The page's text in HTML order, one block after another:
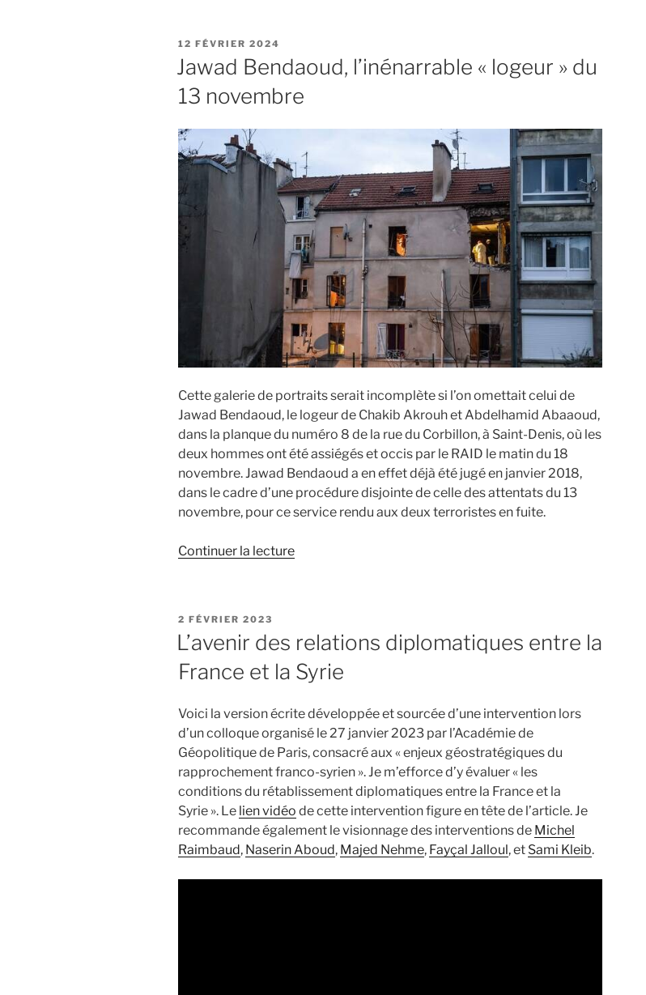
PUBLIÉ
LE
12 FÉVRIER 2024
Jawad Bendaoud, l’inénarrable « logeur » du
13 novembre
Cette galerie de portraits serait incomplète si l’on omettait celui de
Jawad Bendaoud, le logeur de Chakib Akrouh et Abdelhamid Abaaoud,
dans la planque du numéro 8 de la rue du Corbillon, à Saint-Denis, où les
deux hommes ont été assiégés et occis par le RAID le matin du 18
novembre. Jawad Bendaoud a en effet déjà été jugé en janvier 2018,
dans le cadre d’une procédure disjointe de celle des attentats du 13
novembre, pour ce service rendu aux deux terroristes en fuite.
Continuer la lecturede
du
13
novembre »
PUBLIÉ
LE
2 FÉVRIER 2023
L’avenir des relations diplomatiques entre la
France et la Syrie
Voici la version écrite développée et sourcée d’une intervention lors
d’un colloque organisé le 27 janvier 2023 par l’Académie de
Géopolitique de Paris, consacré aux « enjeux géostratégiques du
rapprochement franco-syrien ». Je m’efforce d’y évaluer « les
conditions du rétablissement diplomatiques entre la France et la
Syrie ». Le lien vidéo de cette intervention figure en tête de l’article. Je
recommande également le visionnage des interventions de Michel
Raimbaud, Naserin Aboud, Majed Nehme, Fayçal Jalloul, et Sami Kleib.